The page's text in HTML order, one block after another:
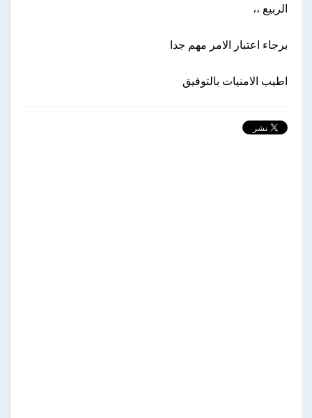
الربيع ،،
برجاء اعتبار الامر مهم جدا
اطيب الامنيات بالتوفيق